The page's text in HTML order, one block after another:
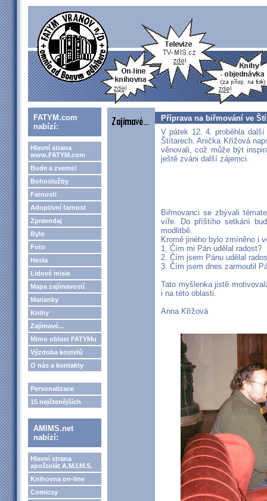
FATYM.com
nabízí:
Hlavní strana
www.FATYM.com
Bude a zveme!
Bohoslužby
Farnosti
Adoptivní farnost
Zpravodaj
Bylo
Foto
Hesla
Lidové misie
Mapa zajímavostí
Marianky
Knihy
Zajímavé...
Mimo oblast FATYMu
Výzdoba kostelů
O nás a kontakty
Personalizace
15 nejčtenějších
AMIMS.net
nabízí:
Hlavní strana
apoštolát A.M.I.M.S.
Knihovna on-line
Comicsy
Příprava na biřmování ve
V pátek 12. 4. proběhla
Štítarech. Anička Křížová
věnovali, což může být
ještě zváni další zájemci.
Biřmovanci se zbývali
víře. Do příštího setkání
modlitbě.
Kromě jiného bylo zmíněno i
1. Čím mi Pán udělal radost?
2. Čím jsem Pánu udělal
3. Čím jsem dnes zarmoutil
Tato myšlenka jistě
i na této oblasti.
Anna Křížová